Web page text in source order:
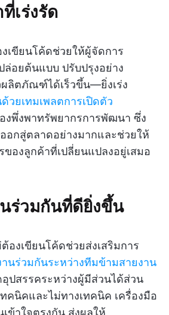
เร่งรัด
เขียนโค้ดช่วยให้ผู้จัดการ
อยต้นแบบ ปรับปรุงอย่าง
ผลิตภัณฑ์ได้เร็วขึ้น—ยิ่งเร่ง
วยเทมเพลตการเปิดตัว
งพึ่งพาทรัพยากรการพัฒนา ซึ่ง
อกสู่ตลาดอย่างมากและช่วยให้
องลูกค้าที่เปลี่ยนแปลงอยู่เสมอ
ร่วมกันที่ดียิ่งขึ้น
งเขียนโค้ดช่วยส่งเสริมการ
นร่วมกันระหว่างทีมข้ามสายงาน
ปสรรคระหว่างผู้มีส่วนได้ส่วน
คนิคและไม่ทางเทคนิค เครื่องมือ
ข้าใจตรงกัน ส่งผลให้